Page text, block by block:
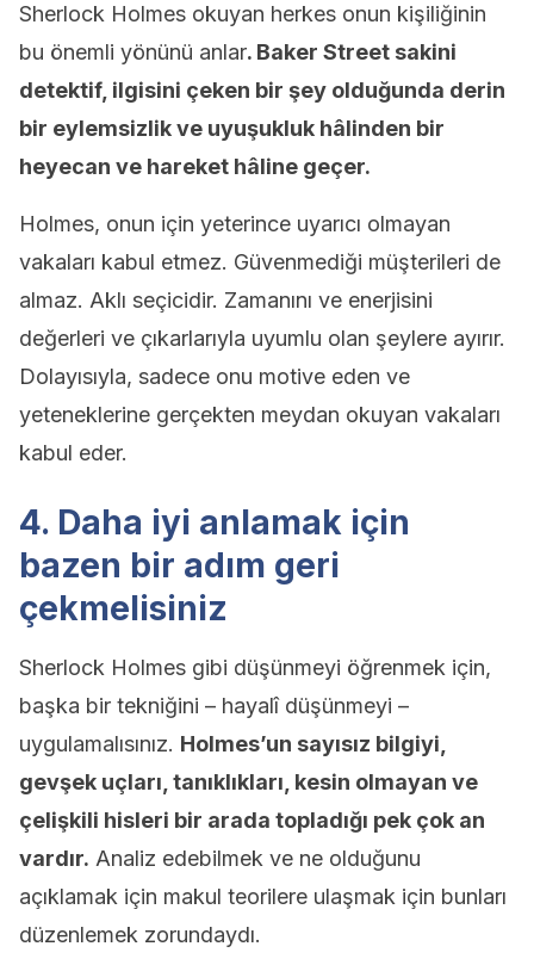
Sherlock Holmes okuyan herkes onun kişiliğinin
bu önemli yönünü anlar. Baker Street sakini
detektif, ilgisini çeken bir şey olduğunda derin
bir eylemsizlik ve uyuşukluk hâlinden bir
heyecan ve hareket hâline geçer.
Holmes, onun için yeterince uyarıcı olmayan
vakaları kabul etmez. Güvenmediği müşterileri de
almaz. Aklı seçicidir. Zamanını ve enerjisini
değerleri ve çıkarlarıyla uyumlu olan şeylere ayırır.
Dolayısıyla, sadece onu motive eden ve
yeteneklerine gerçekten meydan okuyan vakaları
kabul eder.
4. Daha iyi anlamak için
bazen bir adım geri
çekmelisiniz
Sherlock Holmes gibi düşünmeyi öğrenmek için,
başka bir tekniğini – hayalî düşünmeyi –
uygulamalısınız. Holmes’un sayısız bilgiyi,
gevşek uçları, tanıklıkları, kesin olmayan ve
çelişkili hisleri bir arada topladığı pek çok an
vardır. Analiz edebilmek ve ne olduğunu
açıklamak için makul teorilere ulaşmak için bunları
düzenlemek zorundaydı.